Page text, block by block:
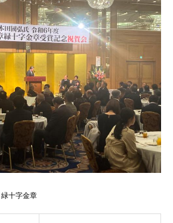
緑十字金章